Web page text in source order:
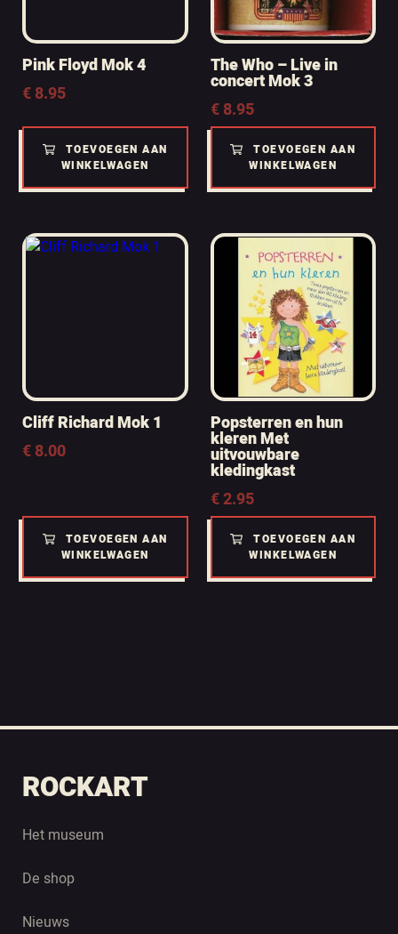
Pink Floyd Mok 4
€8.95
TOEVOEGEN AAN
WINKELWAGEN
The Who – Live in
concert Mok 3
€8.95
TOEVOEGEN AAN
WINKELWAGEN
Cliff Richard Mok 1
€8.00
TOEVOEGEN AAN
WINKELWAGEN
Popsterren en hun
kleren Met
uitvouwbare
kledingkast
€2.95
TOEVOEGEN AAN
WINKELWAGEN
ROCKART
Het museum
De shop
Nieuws